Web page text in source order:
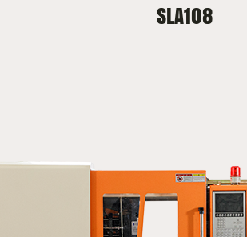
SLA108